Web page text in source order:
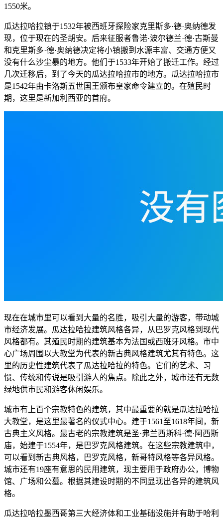
1550米。
瓜达拉哈拉镇于1532年被西班牙探险家克里斯多·德·奥纳德发
现，位于现在的圣胡安。后来征服者鲁诺·波尔德兰·德·古斯曼
和克里斯多·德·奥纳德决定将小镇搬到水源丰富、交通方便又
没有什么沙尘暴的地方。他们于1533年开始了搬迁工作。经过
几次迁移后，到了今天的瓜达拉哈拉市的地方。瓜达拉哈拉市
是1542年由卡洛斯五世国王颁布皇家命令建立的。在殖民时
期，这里是新加利西亚的首府。
现在在城市里可以看到大量的名胜，吸引大量的游客，带动城
市经济发展。瓜达拉哈拉建筑风格各异，从巴罗克风格到现代
风格都有。其殖民时期的建筑基本为法国或西班牙风格。市中
心广场周围以大教堂为代表的新古典风格建筑尤其有特色。这
里的历史性建筑代表了瓜达拉哈拉的特色。它们的艺术、习
惯、传统和传说是吸引游人的焦点。除此之外，城市还有无数
绿地供市民和游客休闲娱乐。
城市有上百个宗教特色的建筑，其中最重要的就是瓜达拉哈拉
大教堂，是这里最著名的仪式中心。建于1561至1618年间，新
古典主义风格。最古老的宗教建筑是圣·弗兰西斯科·德·阿西斯
庙，始建于1554年，是巴罗克风格建筑。在这些宗教建筑中，
可以看到新古典风格，巴罗克风格，新哥特风格等各异风格。
城市还有19座有意思的民用建筑，现主要用于政府办公，博物
馆、广场和公墓。根据其建设时期的不同显现出各异的建筑风
格。
瓜达拉哈拉墨西哥第三大经济体和工业基础设施并有助于哈利